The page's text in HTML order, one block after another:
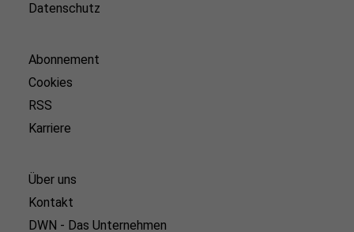
Datenschutz
Abonnement
Cookies
RSS
Karriere
Über uns
Kontakt
DWN - Das Unternehmen